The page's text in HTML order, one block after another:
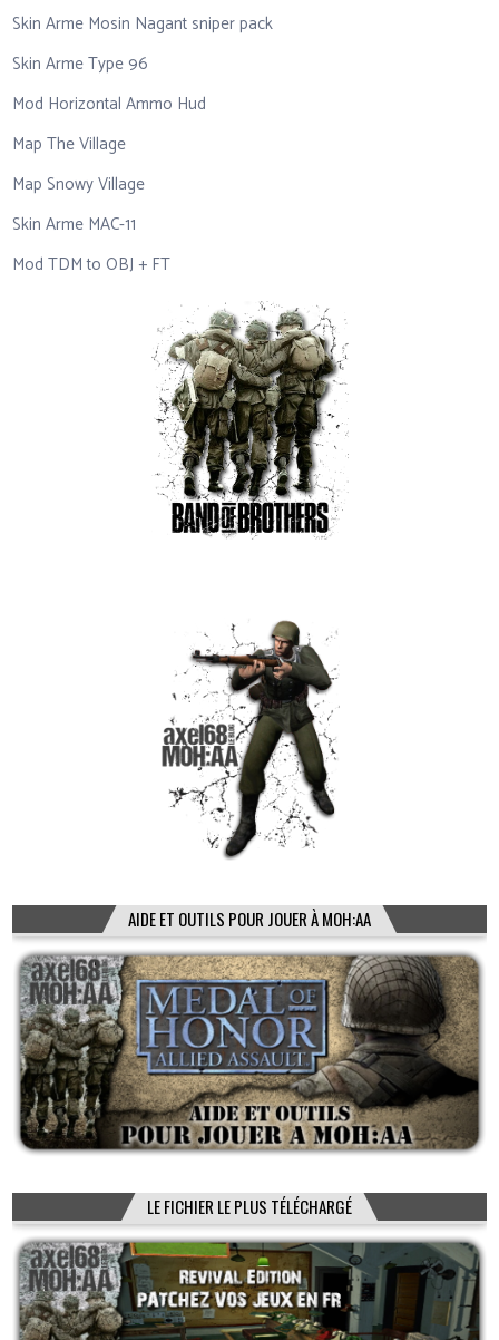
Skin Arme Mosin Nagant sniper pack
Skin Arme Type 96
Mod Horizontal Ammo Hud
Map The Village
Map Snowy Village
Skin Arme MAC-11
Mod TDM to OBJ + FT
AIDE ET OUTILS POUR JOUER À MOH:AA
LE FICHIER LE PLUS TÉLÉCHARGÉ